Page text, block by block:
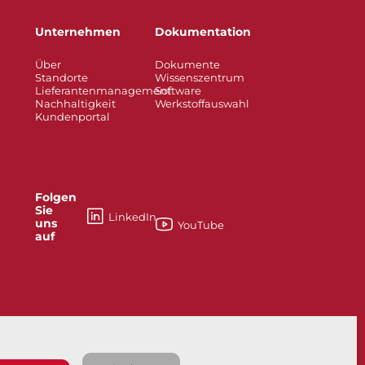
Unternehmen
Über
Standorte
Lieferantenmanagement
Nachhaltigkeit
Kundenportal
Folgen
Sie
uns
auf
LinkedIn
Dokumentation
Dokumente
Wissenszentrum
Software
Werkstoffauswahl
YouTube